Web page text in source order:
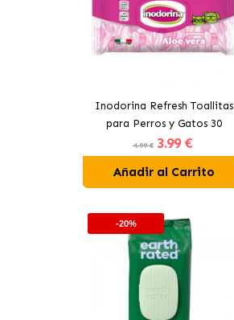
Inodorina Refresh Toallitas
para Perros y Gatos 30
Unidades
4.99 € 3.99 €
Añadir al Carrito
-20%